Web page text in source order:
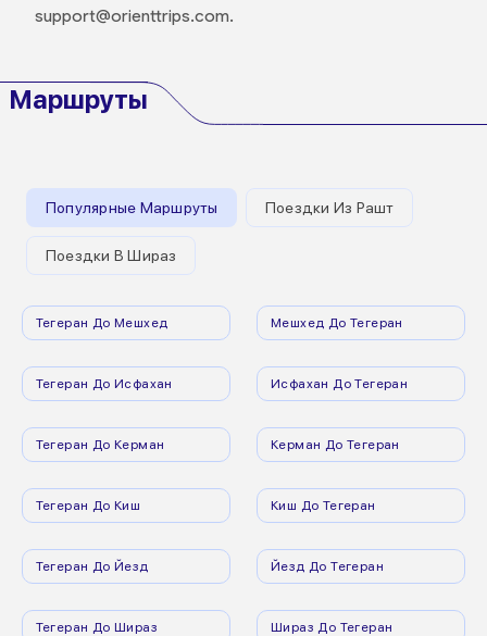
support@orienttrips.com.
Маршруты
Популярные Маршруты Поездки Из Рашт
Поездки В Шираз
Тегеран До Мешхед Мешхед До Тегеран
Тегеран До Исфахан Исфахан До Тегеран
Тегеран До Керман Керман До Тегеран
Тегеран До Киш Киш До Тегеран
Тегеран До Йезд Йезд До Тегеран
Тегеран До Шираз Шираз До Тегеран